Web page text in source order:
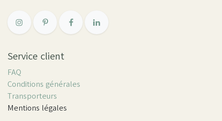
Service client
FAQ
Conditions générales
Transporteurs
Mentions légales